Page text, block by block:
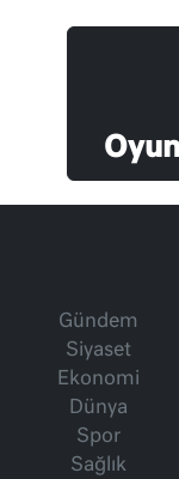
Gündem
Siyaset
Ekonomi
Dünya
Spor
Sağlık